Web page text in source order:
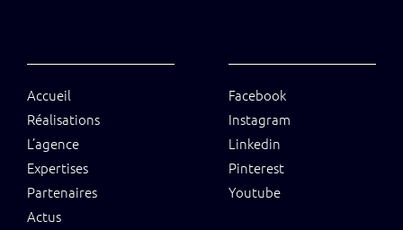
Accueil
Réalisations
L’agence
Expertises
Partenaires
Actus
Facebook
Instagram
Linkedin
Pinterest
Youtube